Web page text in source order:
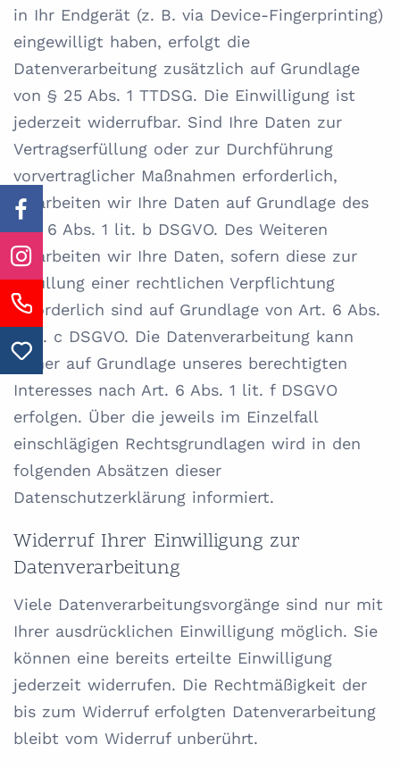
in Ihr Endgerät (z. B. via Device-Fingerprinting)
eingewilligt haben, erfolgt die
Datenverarbeitung zusätzlich auf Grundlage
von § 25 Abs. 1 TTDSG. Die Einwilligung ist
jederzeit widerrufbar. Sind Ihre Daten zur
Vertragserfüllung oder zur Durchführung
vorvertraglicher Maßnahmen erforderlich,
verarbeiten wir Ihre Daten auf Grundlage des
Art. 6 Abs. 1 lit. b DSGVO. Des Weiteren
verarbeiten wir Ihre Daten, sofern diese zur
Erfüllung einer rechtlichen Verpflichtung
erforderlich sind auf Grundlage von Art. 6 Abs.
1 lit. c DSGVO. Die Datenverarbeitung kann
ferner auf Grundlage unseres berechtigten
Interesses nach Art. 6 Abs. 1 lit. f DSGVO
erfolgen. Über die jeweils im Einzelfall
einschlägigen Rechtsgrundlagen wird in den
folgenden Absätzen dieser
Datenschutzerklärung informiert.
Widerruf Ihrer Einwilligung zur
Datenverarbeitung
Viele Datenverarbeitungsvorgänge sind nur mit
Ihrer ausdrücklichen Einwilligung möglich. Sie
können eine bereits erteilte Einwilligung
jederzeit widerrufen. Die Rechtmäßigkeit der
bis zum Widerruf erfolgten Datenverarbeitung
bleibt vom Widerruf unberührt.